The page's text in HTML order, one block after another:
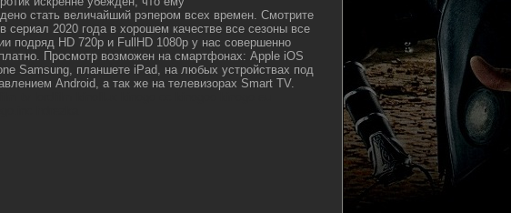
стать величайший рэпером всех времен. Смотрите
сериал 2020 года в хорошем качестве все сезоны все
подряд HD 720p и FullHD 1080p у нас совершенно
Просмотр возможен на смартфонах: Apple iOS
Samsung, планшете iPad, на любых устройствах под
Android, а так же на телевизорах Smart TV.